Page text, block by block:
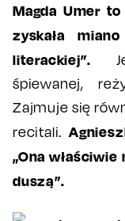
Magda Umer
zyskała
literackiej”.
śpiewanej,
Zajmuje się
recitali.
„Ona
duszą”.